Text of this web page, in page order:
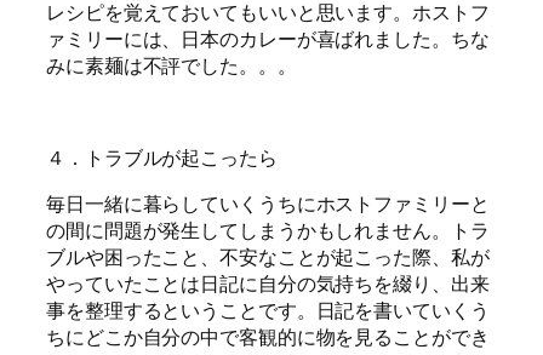
レシピを覚えておいてもいいと思います。ホストフ
ァミリーには、日本のカレーが喜ばれました。ちな
みに素麺は不評でした。。。
４．トラブルが起こったら
毎日一緒に暮らしていくうちにホストファミリーと
の間に問題が発生してしまうかもしれません。トラ
ブルや困ったこと、不安なことが起こった際、私が
やっていたことは日記に自分の気持ちを綴り、出来
事を整理するということです。日記を書いていくう
ちにどこか自分の中で客観的に物を見ることができ